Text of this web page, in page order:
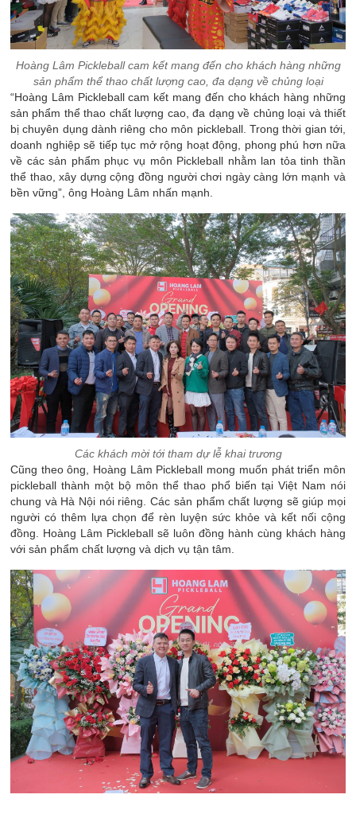
Hoàng Lâm Pickleball cam kết mang đến cho khách hàng những
sản phẩm thể thao chất lượng cao, đa dạng về chủng loại
“Hoàng Lâm Pickleball cam kết mang đến cho khách hàng những
sản phẩm thể thao chất lượng cao, đa dạng về chủng loại và thiết
bị chuyên dụng dành riêng cho môn pickleball. Trong thời gian tới,
doanh nghiệp sẽ tiếp tục mở rộng hoạt động, phong phú hơn nữa
về các sản phẩm phục vụ môn Pickleball nhằm lan tỏa tinh thần
thể thao, xây dựng cộng đồng người chơi ngày càng lớn mạnh và
bền vững”, ông Hoàng Lâm nhấn mạnh.
Các khách mời tới tham dự lễ khai trương
Cũng theo ông, Hoàng Lâm Pickleball mong muốn phát triển môn
pickleball thành một bộ môn thể thao phổ biến tại Việt Nam nói
chung và Hà Nội nói riêng. Các sản phẩm chất lượng sẽ giúp mọi
người có thêm lựa chọn để rèn luyện sức khỏe và kết nối cộng
đồng. Hoàng Lâm Pickleball sẽ luôn đồng hành cùng khách hàng
với sản phẩm chất lượng và dịch vụ tận tâm.